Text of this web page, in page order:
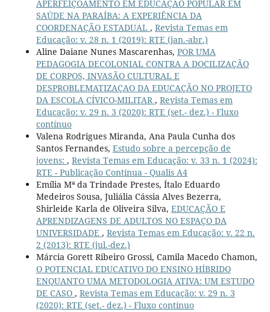
APERFEIÇOAMENTO EM EDUCAÇÃO POPULAR EM
SAÚDE NA PARAÍBA: A EXPERIÊNCIA DA
COORDENAÇÃO ESTADUAL , Revista Temas em
Educação: v. 28 n. 1 (2019): RTE (jan.-abr.)
Aline Daiane Nunes Mascarenhas, POR UMA
PEDAGOGIA DECOLONIAL CONTRA A DOCILIZAÇÃO
DE CORPOS, INVASÃO CULTURAL E
DESPROBLEMATIZAÇAO DA EDUCAÇÃO NO PROJETO
DA ESCOLA CÍVICO-MILITAR, Revista Temas em
Educação: v. 29 n. 3 (2020): RTE (set.- dez.) - Fluxo
contínuo
Valena Rodrigues Miranda, Ana Paula Cunha dos
Santos Fernandes, Estudo sobre a percepção de
jovens: , Revista Temas em Educação: v. 33 n. 1 (2024):
RTE - Publicação Contínua - Qualis A4
Emília Mª da Trindade Prestes, Ítalo Eduardo
Medeiros Sousa, Juliália Cássia Alves Bezerra,
Shirleide Karla de Oliveira Silva, EDUCAÇÃO E
APRENDIZAGENS DE ADULTOS NO ESPAÇO DA
UNIVERSIDADE , Revista Temas em Educação: v. 22 n.
2 (2013): RTE (jul.-dez.)
Márcia Gorett Ribeiro Grossi, Camila Macedo Chamon,
O POTENCIAL EDUCATIVO DO ENSINO HÍBRIDO
ENQUANTO UMA METODOLOGIA ATIVA: UM ESTUDO
DE CASO , Revista Temas em Educação: v. 29 n. 3
(2020): RTE (set.- dez.) - Fluxo contínuo